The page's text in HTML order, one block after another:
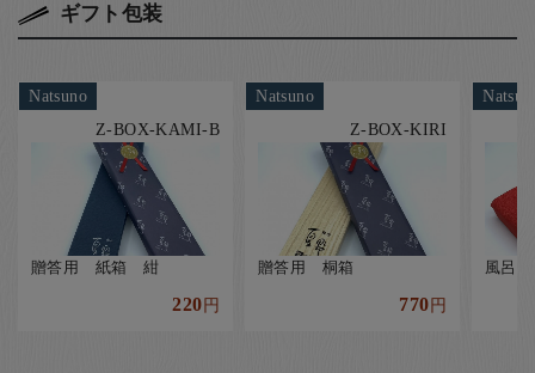
ギフト包装
Natsuno
Z-BOX-KAMI-B
贈答用 紙箱 紺
220円
Natsuno
Z-BOX-KIRI
贈答用 桐箱
770円
風呂